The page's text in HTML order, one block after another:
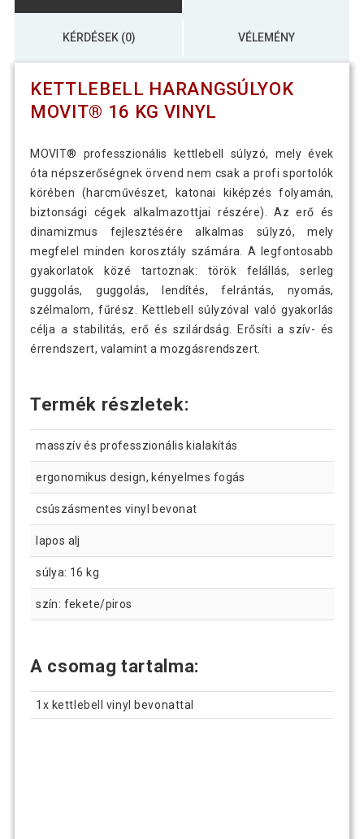
KÉRDÉSEK (0) VÉLEMÉNY
KETTLEBELL HARANGSÚLYOK
MOVIT® 16 KG VINYL
MOVIT® professzionális kettlebell súlyzó, mely évek
óta népszerőségnek örvend nem csak a profi sportolók
körében (harcművészet, katonai kiképzés folyamán,
biztonsági cégek alkalmazottjai részére). Az erő és
dinamizmus fejlesztésére alkalmas súlyzó, mely
megfelel minden korosztály számára. A legfontosabb
gyakorlatok közé tartoznak: török felállás, serleg
guggolás, guggolás, lendítés, felrántás, nyomás,
szélmalom, fűrész. Kettlebell súlyzóval való gyakorlás
célja a stabilitás, erő és szilárdság. Erősíti a szív- és
érrendszert, valamint a mozgásrendszert.
Termék részletek:
masszív és professzionális kialakítás
ergonomikus design, kényelmes fogás
csúszásmentes vinyl bevonat
lapos alj
súlya: 16 kg
szín: fekete/piros
A csomag tartalma:
1x kettlebell vinyl bevonattal